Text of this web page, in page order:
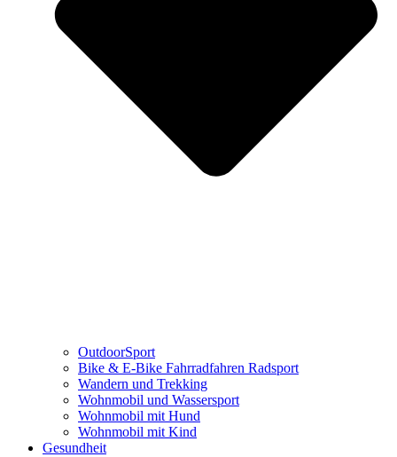
OutdoorSport
Bike & E-Bike Fahrradfahren Radsport
Wandern und Trekking
Wohnmobil und Wassersport
Wohnmobil mit Hund
Wohnmobil mit Kind
Gesundheit